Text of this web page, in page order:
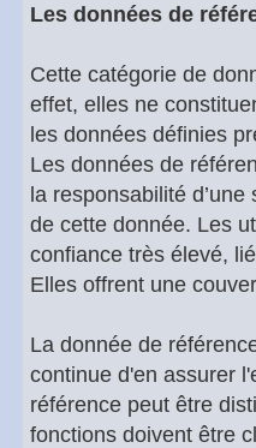
Les données de
Cette catégorie de
effet, elles ne
les données définies
Les données de
la responsabilité
de cette donnée. Les
confiance très élevé,
Elles offrent une
La donnée de
continue d'en assurer
référence peut être
fonctions doivent être